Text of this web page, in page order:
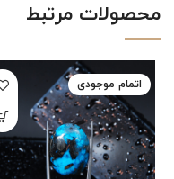
محصولات مرتبط
اتمام موجودی